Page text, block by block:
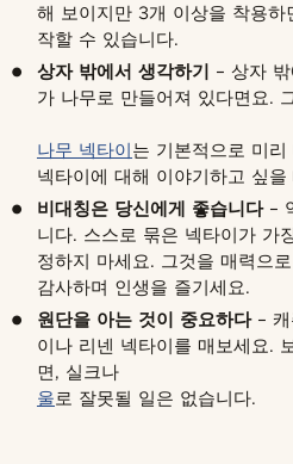
해 보이지만 3개 이상을 착용
작할 수 있습니다.
상자 밖에서 생각하기 – 상자
가 나무로 만들어져 있다면요.
나무 넥타이는 기본적으로 미
넥타이에 대해 이야기하고 싶
비대칭은 당신에게 좋습니다–
니다. 스스로 묶은 넥타이가 가
정하지 마세요. 그것을 매력으
감사하며 인생을 즐기세요.
원단을 아는 것이 중요하다– 캐
이나 리넨 넥타이를 매보세요.
면, 실크나
울로 잘못될 일은 없습니다.